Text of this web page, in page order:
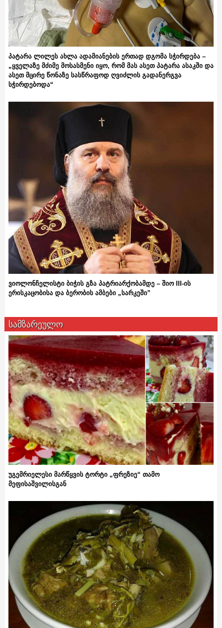
პატარა ლილეს ახლა ადამიანების ერთად დგომა სჭირდება –
„ყველაზე მძიმე მოსასმენი იყო, რომ მას ასეთ პატარა ასაკში და
ასეთ მცირე წონაზე სასწრაფოდ ღვიძლის გადანერგვა
სჭირდებოდა“
ვიოლონჩელისტი ბიჭის გზა პატრიარქობამდე – შიო III-ის
ერისკაცობისა და ბერობის ამბები „სარკეში”
სამზარეულო
უგემრიელესი მარწყვის ტორტი „ფრეზიე“ თამო
მეფისაშვილისგან